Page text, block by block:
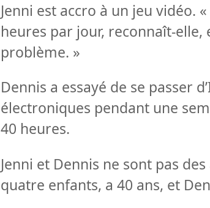
Jenni est accro à un jeu vidéo.
heures par jour, reconnaît-​elle,
problème. »
Dennis a essayé de se passer
électroniques pendant une
40 heures.
Jenni et Dennis ne sont pas
quatre enfants, a 40 ans, et